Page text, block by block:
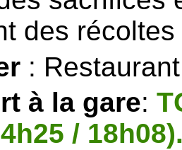
des
:
à la gare:
/